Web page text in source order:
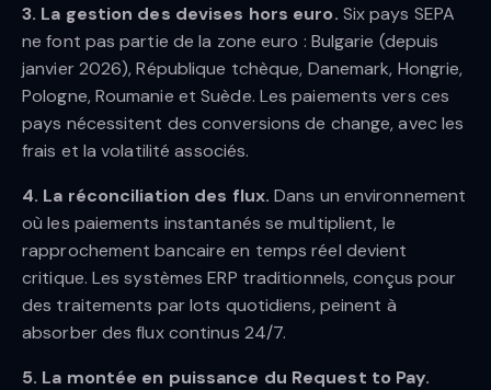
3. La gestion des devises hors euro. Six pays SEPA
ne font pas partie de la zone euro : Bulgarie (depuis
janvier 2026), République tchèque, Danemark, Hongrie,
Pologne, Roumanie et Suède. Les paiements vers ces
pays nécessitent des conversions de change, avec les
frais et la volatilité associés.
4. La réconciliation des flux. Dans un environnement
où les paiements instantanés se multiplient, le
rapprochement bancaire en temps réel devient
critique. Les systèmes ERP traditionnels, conçus pour
des traitements par lots quotidiens, peinent à
absorber des flux continus 24/7.
5. La montée en puissance du Request to Pay.